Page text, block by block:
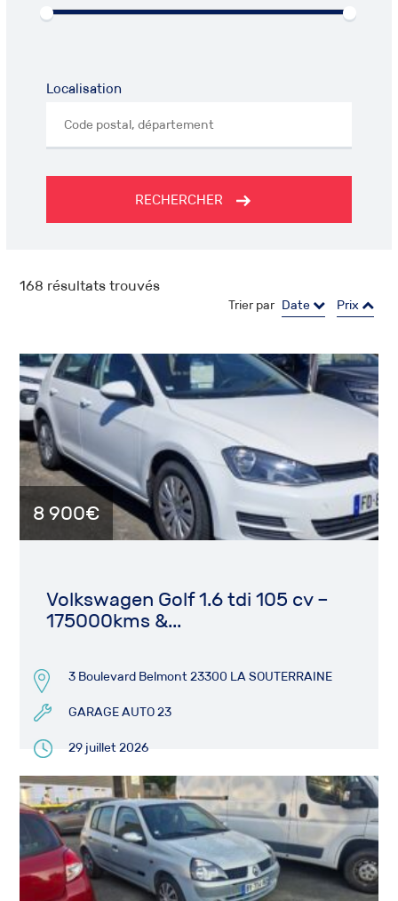
Localisation
RECHERCHER
168 résultats trouvés
Trier par Date Prix
8 900€
Volkswagen Golf 1.6 tdi 105 cv –
175000kms &...
3 Boulevard Belmont 23300 LA SOUTERRAINE
GARAGE AUTO 23
29 juillet 2026